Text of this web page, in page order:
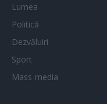
Lumea
Politică
Dezvăluiri
Sport
Mass-media